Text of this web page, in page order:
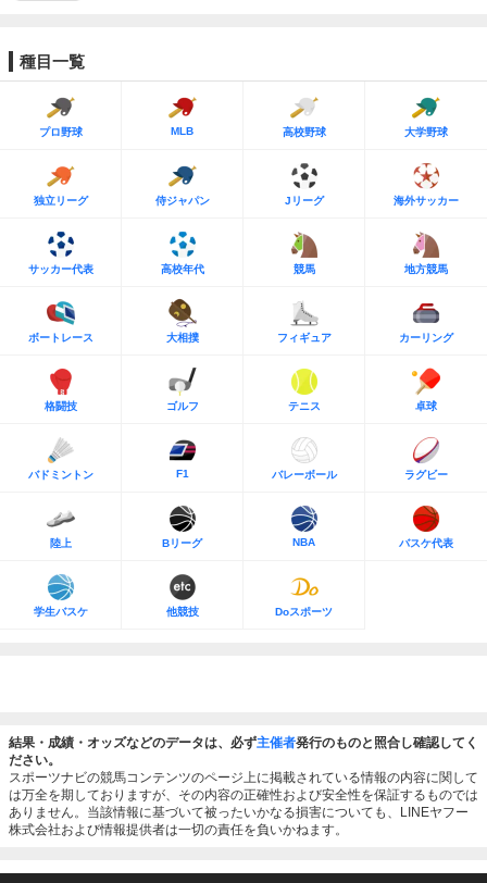
種目一覧
プロ野球 MLB 高校野球 大学野球
独立リーグ 侍ジャパン Jリーグ 海外サッカー
サッカー代表 高校年代 競馬 地方競馬
ボートレース 大相撲 フィギュア カーリング
格闘技 ゴルフ テニス 卓球
バドミントン F1 バレーボール ラグビー
陸上 Bリーグ NBA バスケ代表
学生バスケ 他競技 Doスポーツ
結果・成績・オッズなどのデータは、必ず主催者発行のものと照合し確認してく
ださい。
スポーツナビの競馬コンテンツのページ上に掲載されている情報の内容に関して
は万全を期しておりますが、その内容の正確性および安全性を保証するものでは
ありません。当該情報に基づいて被ったいかなる損害についても、LINEヤフー
株式会社および情報提供者は一切の責任を負いかねます。